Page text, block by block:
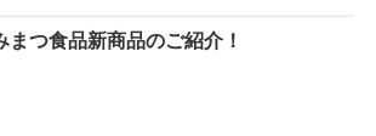
まつ食品新商品のご紹介！